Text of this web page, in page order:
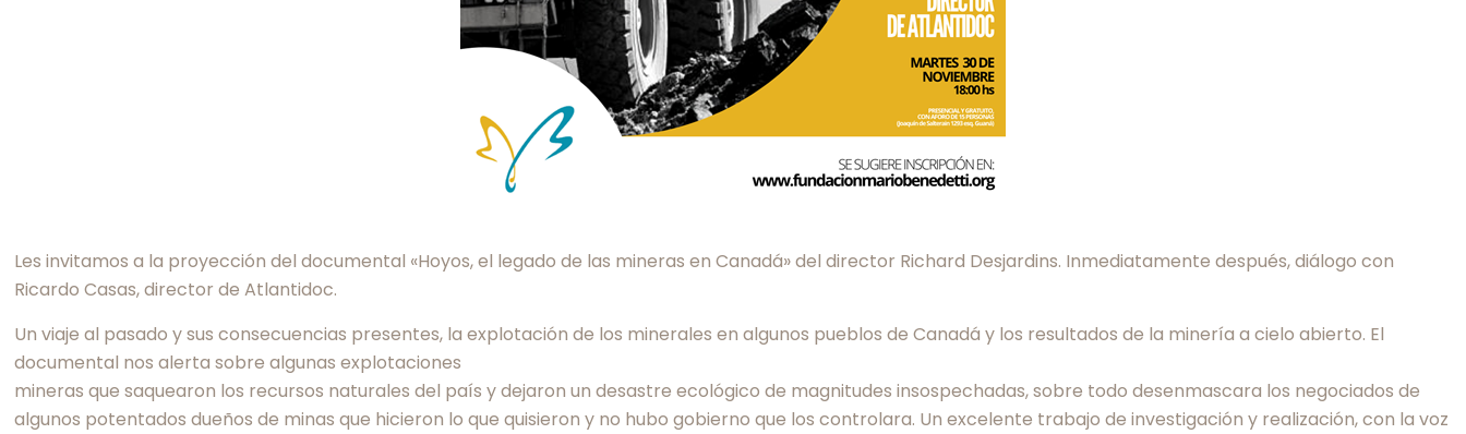
Les invitamos a la proyección del documental «Hoyos, el legado de las mineras en Canadá» del director Richard Desjardins. Inmediatamente después, diálogo con
Ricardo Casas, director de Atlantidoc.
Un viaje al pasado y sus consecuencias presentes, la explotación de los minerales en algunos pueblos de Canadá y los resultados de la minería a cielo abierto. El
documental nos alerta sobre algunas explotaciones
mineras que saquearon los recursos naturales del país y dejaron un desastre ecológico de magnitudes insospechadas, sobre todo desenmascara los negociados de
algunos potentados dueños de minas que hicieron lo que quisieron y no hubo gobierno que los controlara. Un excelente trabajo de investigación y realización, con la voz